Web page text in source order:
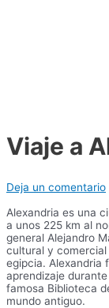
Viaje a
Deja un comentario
Alexandria es una
a unos 225 km al
general Alejandro
cultural y
egipcia. Alexandria
aprendizaje
famosa Biblioteca
mundo antiguo.